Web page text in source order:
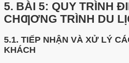
5. BÀI 5: QUY TRÌNH
CHƢƠNG TRÌNH DU
5.1. TIẾP NHẬN VÀ XỬ LÝ
KHÁCH